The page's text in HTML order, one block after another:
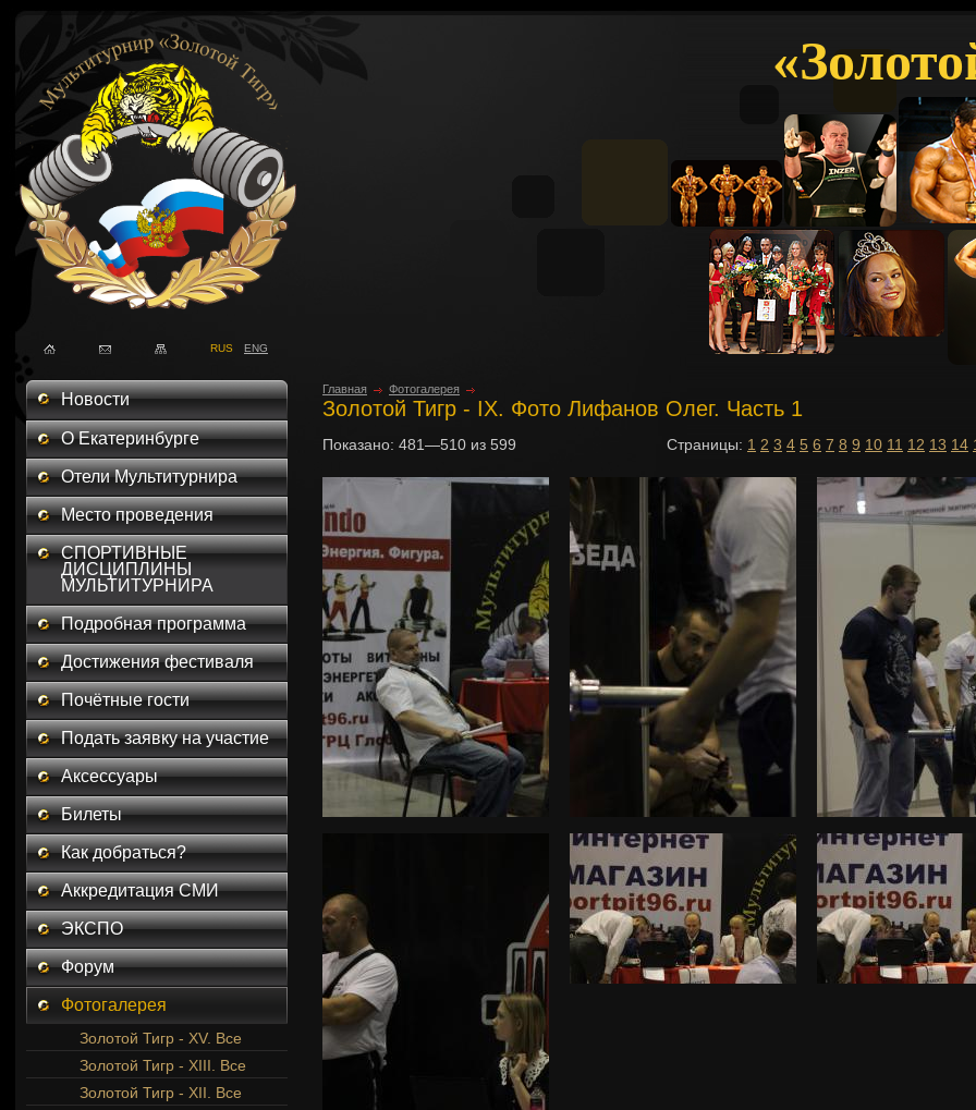
RUS ENG
Новости
О Екатеринбурге
Отели Мультитурнира
Место проведения
СПОРТИВНЫЕ
ДИСЦИПЛИНЫ
МУЛЬТИТУРНИРА
Подробная программа
Достижения фестиваля
Почётные гости
Подать заявку на участие
Аксессуары
Билеты
Как добраться?
Аккредитация СМИ
ЭКСПО
Форум
Фотогалерея
Золотой Тигр - XV. Все
Золотой Тигр - XIII. Все
Золотой Тигр - XII. Все
Главная Фотогалерея
Золотой Тигр - IX. Фото Лифанов Олег. Часть 1
Показано: 481—510 из 599 Страницы: 1 2 3 4 5 6 7 8 9 10 11 12 13 14